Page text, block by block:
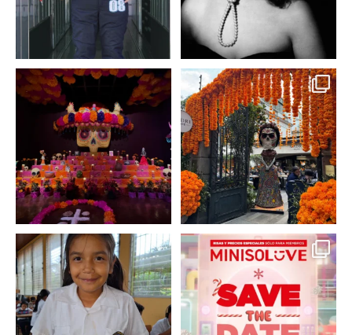
A partir de hoy miercoles
23 de octubre y hasta el...
2 0
No te pierdas la exhibición
de @menchaca.studio...
2 0
En un contexto donde
muchas niñas y
adolescentes...
0 0
La temporada navideña
llegó a @minisomexico...
2 0